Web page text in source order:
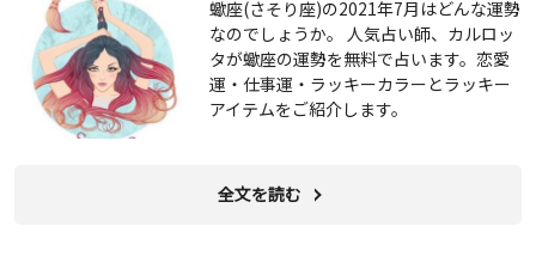
蠍座(さそり座)の2021年7月はどんな運勢
なのでしょうか。 人気占い師、カルロッ
タが蠍座の運勢を無料で占います。恋愛
運・仕事運・ラッキーカラーとラッキー
アイテムをご紹介します。
全文を読む